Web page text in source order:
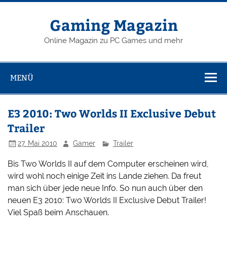
Zum
Gaming Magazin
Online Magazin zu PC Games und mehr
MENÜ
E3 2010: Two Worlds II Exclusive Debut
Trailer
27. Mai 2010 Gamer Trailer
Bis Two Worlds II auf dem Computer erscheinen wird,
wird wohl noch einige Zeit ins Lande ziehen. Da freut
man sich über jede neue Info. So nun auch über den
neuen E3 2010: Two Worlds II Exclusive Debut Trailer!
Viel Spaß beim Anschauen.